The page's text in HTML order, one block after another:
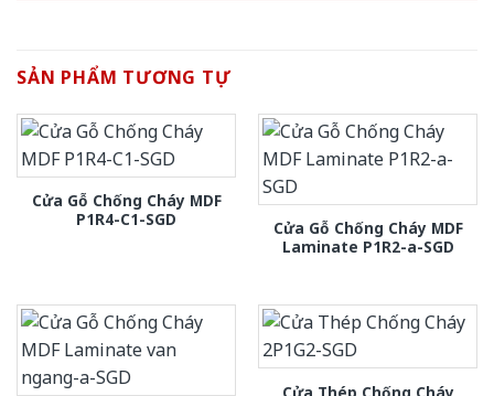
SẢN PHẨM TƯƠNG TỰ
Cửa Gỗ Chống Cháy MDF
P1R4-C1-SGD
Cửa Gỗ Chống Cháy MDF
Laminate P1R2-a-SGD
Cửa Thép Chống Cháy